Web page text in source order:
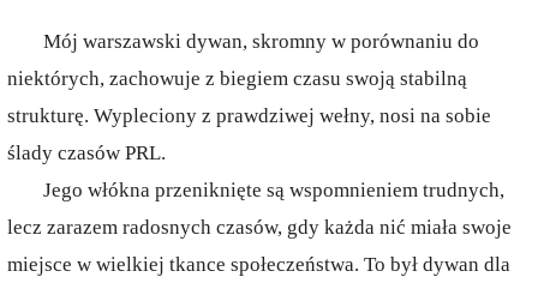
Mój warszawski dywan, skromny w porównaniu do
niektórych, zachowuje z biegiem czasu swoją stabilną
strukturę. Wypleciony z prawdziwej wełny, nosi na sobie
ślady czasów PRL.
Jego włókna przeniknięte są wspomnieniem trudnych,
lecz zarazem radosnych czasów, gdy każda nić miała swoje
miejsce w wielkiej tkance społeczeństwa. To był dywan dla